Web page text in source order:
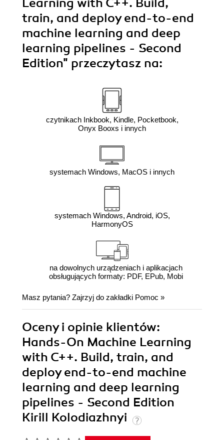
Learning with C++. Build,
train, and deploy end-to-end
machine learning and deep
learning pipelines - Second
Edition" przeczytasz na:
czytnikach Inkbook, Kindle, Pocketbook,
Onyx Booxs i innych
systemach Windows, MacOS i innych
systemach Windows, Android, iOS,
HarmonyOS
na dowolnych urządzeniach i aplikacjach
obsługujących formaty: PDF, EPub, Mobi
Masz pytania? Zajrzyj do zakładki Pomoc »
Oceny i opinie klientów:
Hands-On Machine Learning
with C++. Build, train, and
deploy end-to-end machine
learning and deep learning
pipelines - Second Edition
Kirill Kolodiazhnyi